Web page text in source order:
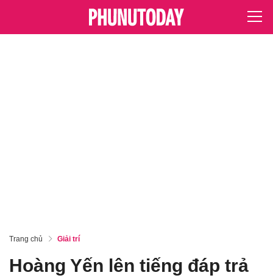
Trang chủ Giải trí
Hoàng Yến lên tiếng đáp trả